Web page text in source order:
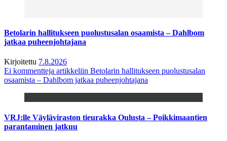
Betolarin hallitukseen puolustusalan osaamista – Dahlbom
jatkaa puheenjohtajana
Kirjoitettu 7.8.2026
Ei kommentteja artikkeliin Betolarin hallitukseen puolustusalan
osaamista – Dahlbom jatkaa puheenjohtajana
VRJ:lle Väyläviraston tieurakka Oulusta – Poikkimaantien
parantaminen jatkuu